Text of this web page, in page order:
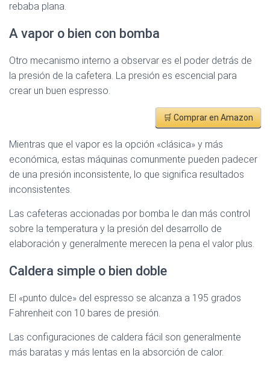
rebaba plana.
A vapor o bien con bomba
Otro mecanismo interno a observar es el poder detrás de
la presión de la cafetera. La presión es escencial para
crear un buen espresso.
🛒 Comprar en Amazon
Mientras que el vapor es la opción «clásica» y más
económica, estas máquinas comunmente pueden padecer
de una presión inconsistente, lo que significa resultados
inconsistentes.
Las cafeteras accionadas por bomba le dan más control
sobre la temperatura y la presión del desarrollo de
elaboración y generalmente merecen la pena el valor plus.
Caldera simple o bien doble
El «punto dulce» del espresso se alcanza a 195 grados
Fahrenheit con 10 bares de presión.
Las configuraciones de caldera fácil son generalmente
más baratas y más lentas en la absorción de calor.